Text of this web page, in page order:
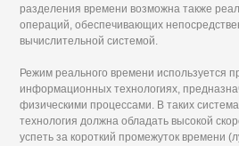
разделения времени возможна также
операций, обеспечивающих
вычислительной системой.
Режим реального времени используется
информационных технологиях,
физическими процессами. В таких
технология должна обладать высокой
успеть за короткий промежуток времени